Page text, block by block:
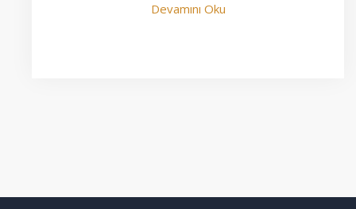
Devamını Oku